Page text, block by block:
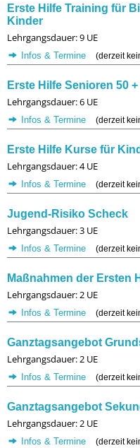
Erste Hilfe Training für
Kinder
Lehrgangsdauer: 9 UE
Infos & Termine (derzeit
Erste Hilfe Senioren 50 +
Lehrgangsdauer: 6 UE
Infos & Termine (derzeit
Erste Hilfe Kurse für
Lehrgangsdauer: 4 UE
Infos & Termine (derzeit
Jugend-Risiko Scheck
Lehrgangsdauer: 3 UE
Infos & Termine (derzeit
Maßnahmen der Ersten
Lehrgangsdauer: 2 UE
Infos & Termine (derzeit
Ganztagsangebot
Lehrgangsdauer: 2 UE
Infos & Termine (derzeit
Ganztagsangebot
Lehrgangsdauer: 2 UE
Infos & Termine (derzeit